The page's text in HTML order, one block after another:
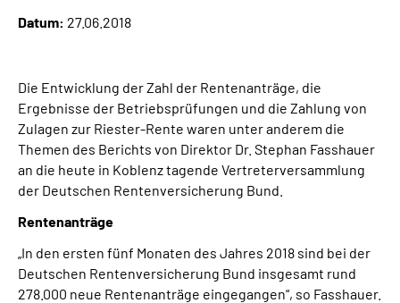
Suche
Mein Kundenportal
Datum: 27.06.2018
Die Entwicklung der Zahl der Rentenanträge, die
Ergebnisse der Betriebsprüfungen und die Zahlung von
Zulagen zur Riester-Rente waren unter anderem die
Themen des Berichts von Direktor Dr. Stephan Fasshauer
an die heute in Koblenz tagende Vertreterversammlung
der Deutschen Rentenversicherung Bund.
Rentenanträge
„In den ersten fünf Monaten des Jahres 2018 sind bei der
Deutschen Rentenversicherung Bund insgesamt rund
278.000 neue Rentenanträge eingegangen“, so Fasshauer.